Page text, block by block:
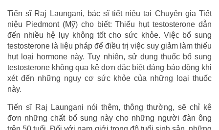
Tiến sĩ Raj Laungani, bác sĩ tiết niệu tại Chuyên gia Tiết
niệu Piedmont (Mỹ) cho biết: Thiếu hụt testosterone dẫn
đến nhiều hệ lụy không tốt cho sức khỏe. Việc bổ sung
testosterone là liệu pháp để điều trị việc suy giảm làm thiếu
hụt loại hormone này. Tuy nhiên, sử dụng thuốc bổ sung
testosterone không qua kê đơn đặc biệt đáng báo động khi
xét đến những nguy cơ sức khỏe của những loại thuốc
này.
Tiến sĩ Raj Laungani nói thêm, thông thường, sẽ chỉ kê
đơn những chất bổ sung này cho những người đàn ông